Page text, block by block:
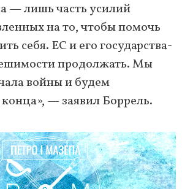
— лишь часть усилий
на то, чтобы помочь
себя. ЕС и его государства-
продолжать. Мы
войны и будем
— заявил Боррель.